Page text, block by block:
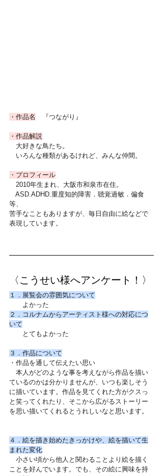
・作品名 『つながり』
・作品解説
大好きな鳥たち。
いろんな種類があるけれど、みんな仲間。
・プロフィール
2010年生まれ、大阪市和泉市在住。
ASD.ADHD.重度知的障害．聴覚過敏．偏食
等、
苦手なこともありますが、毎日自由に絵などで
表現しています。
〈こうせい様へアンケート！〉
１．展覧会の雰囲気について
よかった
２．コルナムからアーティスト様への対応につ
いて
とてもよかった
３．作品について
・作品を通して伝えたい思い
本人がどのような事を考えながら作品を描い
ているのかは分かりませんが、いつも楽しそう
に描いています。作品を見てくれた方がクスっ
と笑ってくれたり、そこから広がるストーリー
を思い描いてくれるとうれしいなと思います。
４．絵を描き始めたきっかけや、絵を描いて生
まれた変化
小さい頃から他人と関わることより絵を描く
ことを好んでいます。でも、その絵に興味を持